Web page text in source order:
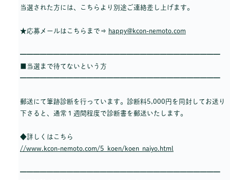
当選された方には、こちらより別途ご連絡差し上げます。
★応募メールはこちらまで⇒ happy@kcon-nemoto.com
━━━━━━━━━━━━━━━━━━━━━━━━━━━━━━
■当選まで待てないという方
━━━━━━━━━━━━━━━━━━━━━━━━━━━━━━
郵送にて筆跡診断を行っています。診断料5,000円を同封してお送り
下さると、通常１週間程度で診断書を郵送いたします。
◆詳しくはこちら
//www.kcon-nemoto.com/5_koen/koen_naiyo.html
━━━━━━━━━━━━━━━━━━━━━━━━━━━━━━